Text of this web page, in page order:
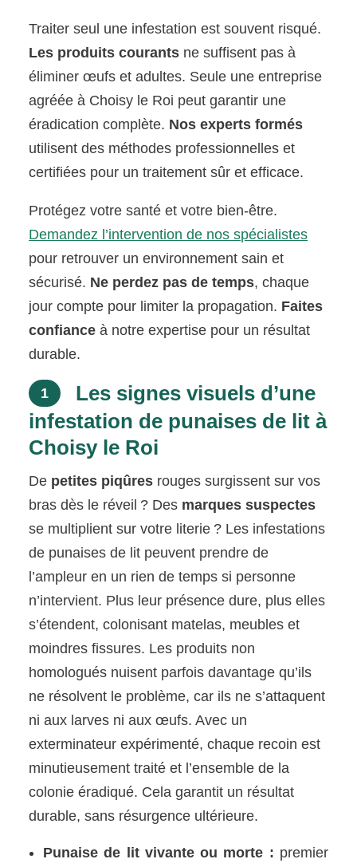
Traiter seul une infestation est souvent risqué.
Les produits courants ne suffisent pas à
éliminer œufs et adultes. Seule une entreprise
agréée à Choisy le Roi peut garantir une
éradication complète. Nos experts formés
utilisent des méthodes professionnelles et
certifiées pour un traitement sûr et efficace.
Protégez votre santé et votre bien-être.
Demandez l’intervention de nos spécialistes
pour retrouver un environnement sain et
sécurisé. Ne perdez pas de temps, chaque
jour compte pour limiter la propagation. Faites
confiance à notre expertise pour un résultat
durable.
1
Les signes visuels d’une
infestation de punaises de lit à
Choisy le Roi
De petites piqûres rouges surgissent sur vos
bras dès le réveil ? Des marques suspectes
se multiplient sur votre literie ? Les infestations
de punaises de lit peuvent prendre de
l’ampleur en un rien de temps si personne
n’intervient. Plus leur présence dure, plus elles
s’étendent, colonisant matelas, meubles et
moindres fissures. Les produits non
homologués nuisent parfois davantage qu’ils
ne résolvent le problème, car ils ne s’attaquent
ni aux larves ni aux œufs. Avec un
exterminateur expérimenté, chaque recoin est
minutieusement traité et l’ensemble de la
colonie éradiqué. Cela garantit un résultat
durable, sans résurgence ultérieure.
Punaise de lit vivante ou morte : premier